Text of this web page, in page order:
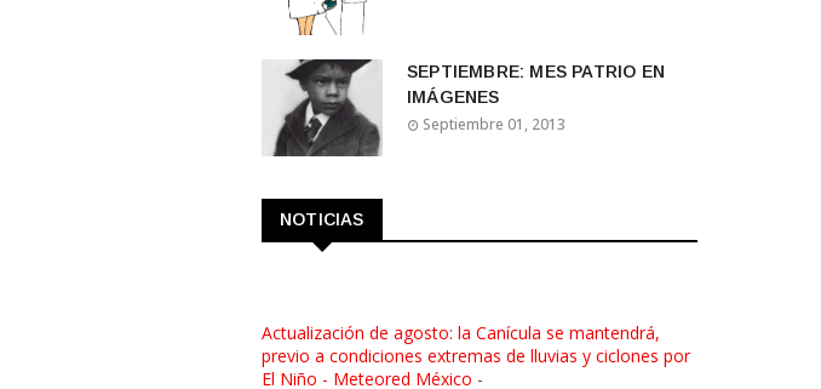
SEPTIEMBRE: MES PATRIO EN
IMÁGENES
Septiembre 01, 2013
NOTICIAS
Actualización de agosto: la Canícula se mantendrá,
previo a condiciones extremas de lluvias y ciclones por
El Niño - Meteored México -